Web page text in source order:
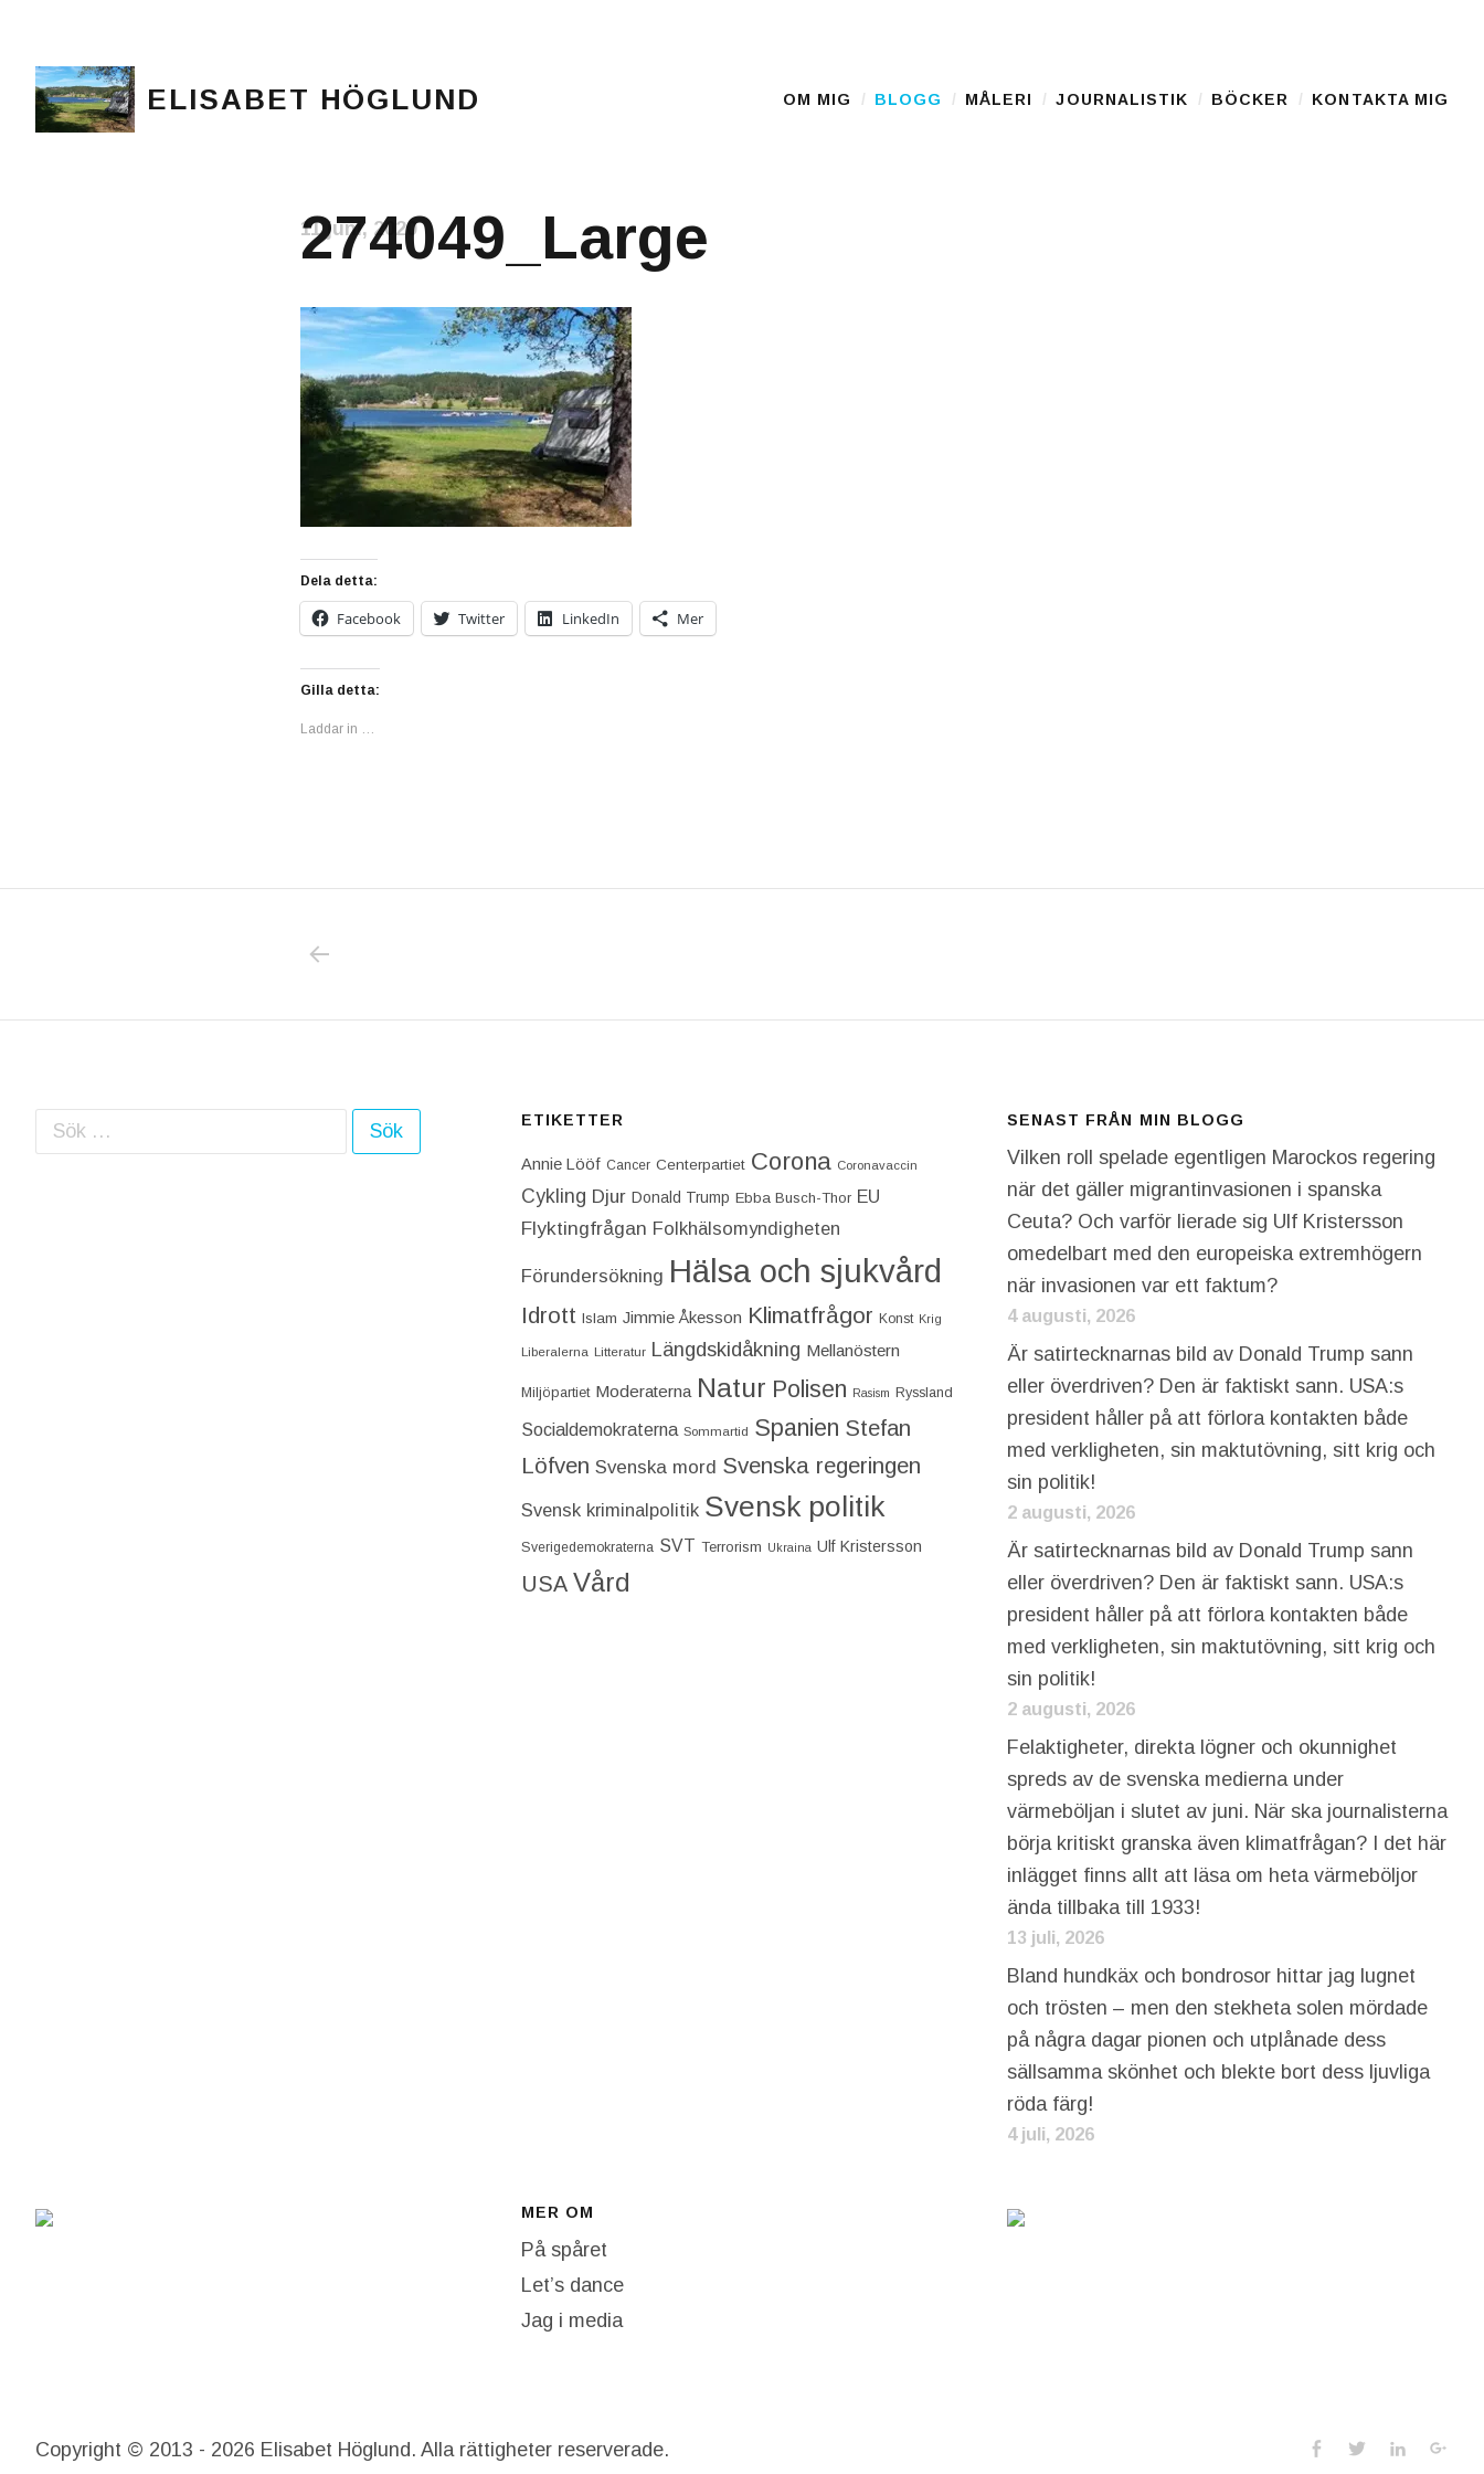
ELISABET HÖGLUND Main Menu
OM MIG BLOGG MÅLERI JOURNALISTIK BÖCKER KONTAKTA MIG
274049_Large
11 juni, 2020
Dela detta:
Facebook Twitter LinkedIn Mer
Gilla detta:
Laddar in …
Sök efter: ETIKETTER
Annie Lööf Cancer Centerpartiet‎ Corona Coronavaccin
Cykling Djur Donald Trump Ebba Busch-Thor EU
Flyktingfrågan Folkhälsomyndigheten
Förundersökning Hälsa och sjukvård
Idrott Islam Jimmie Åkesson Klimatfrågor Konst Krig
Liberalerna Litteratur Längdskidåkning Mellanöstern
Miljöpartiet Moderaterna Natur Polisen Rasism Ryssland
Socialdemokraterna Sommartid Spanien Stefan
Löfven Svenska mord Svenska regeringen
Svensk kriminalpolitik Svensk politik
Sverigedemokraterna SVT Terrorism Ukraina Ulf Kristersson
USA Vård
SENAST FRÅN MIN BLOGG
Vilken roll spelade egentligen Marockos regering
när det gäller migrantinvasionen i spanska
Ceuta? Och varför lierade sig Ulf Kristersson
omedelbart med den europeiska extremhögern
när invasionen var ett faktum?
4 augusti, 2026
Är satirtecknarnas bild av Donald Trump sann
eller överdriven? Den är faktiskt sann. USA:s
president håller på att förlora kontakten både
med verkligheten, sin maktutövning, sitt krig och
sin politik!
2 augusti, 2026
Är satirtecknarnas bild av Donald Trump sann
eller överdriven? Den är faktiskt sann. USA:s
president håller på att förlora kontakten både
med verkligheten, sin maktutövning, sitt krig och
sin politik!
2 augusti, 2026
Felaktigheter, direkta lögner och okunnighet
spreds av de svenska medierna under
värmeböljan i slutet av juni. När ska journalisterna
börja kritiskt granska även klimatfrågan? I det här
inlägget finns allt att läsa om heta värmeböljor
ända tillbaka till 1933!
13 juli, 2026
Bland hundkäx och bondrosor hittar jag lugnet
och trösten – men den stekheta solen mördade
på några dagar pionen och utplånade dess
sällsamma skönhet och blekte bort dess ljuvliga
röda färg!
4 juli, 2026
MER OM
På spåret
Let’s dance
Jag i media
Social
Facebook
TwitterLinkedIn
Copyright © 2013 - 2026 Elisabet Höglund. Alla rättigheter reserverade.